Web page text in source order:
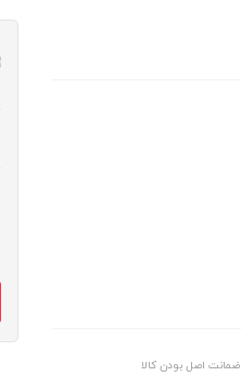
ضمانت اصل بودن کالا